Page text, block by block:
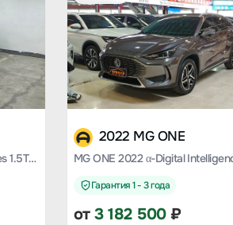
MG ONE 2022 β-Quality Life Series 1.5T large meets Version 1128
2022 MG ONE
Гарантия 1 - 3 года
от3 182 500₽